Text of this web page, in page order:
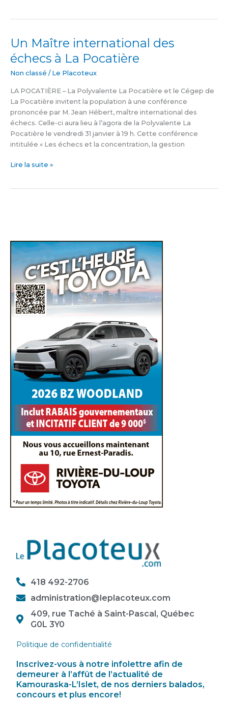
Un Maître international des
échecs à La Pocatière
Non classé / Le Placoteux
LA POCATIÈRE – La Polyvalente La Pocatière et le Cégep de
La Pocatière invitent la population à une conférence
prononcée par M. Jean Hébert, maître international des
échecs. Celle-ci aura lieu à l’agora de la Polyvalente La
Pocatière le vendredi 31 janvier à 19 h. Cette conférence
intitulée « Les échecs et la concentration, la gestion
Un
international
des
à
La
Pocatière
Lire la suite »
418 492-2706
administration@leplacoteux.com
409, rue Taché à Saint-Pascal, Québec
G0L 3Y0
Politique de confidentialité
Inscrivez-vous à notre infolettre afin de
demeurer à l’affût de l’actualité de
Kamouraska-L’Islet, de nos derniers balados,
concours et plus encore!